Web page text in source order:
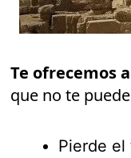
Te ofrecemos
que no te
Pierde el